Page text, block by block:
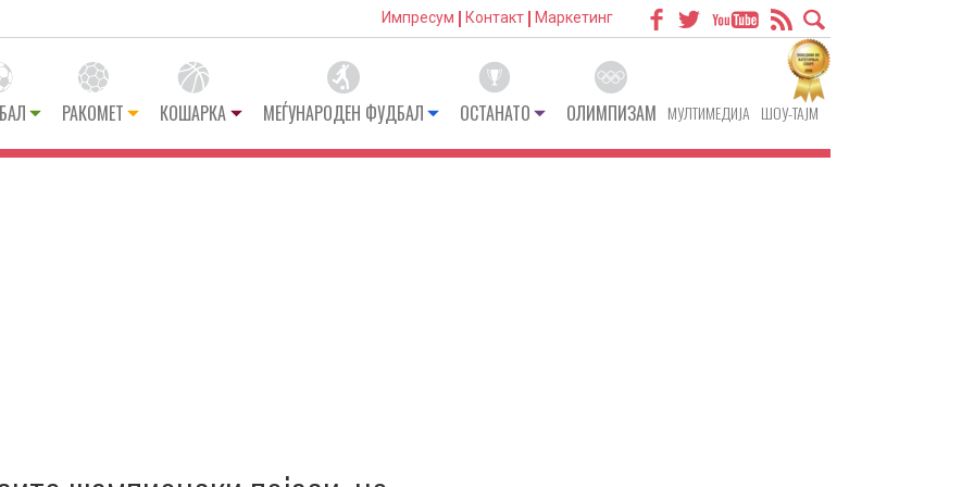
Импресум Контакт Маркетинг
РАКОМЕТ КОШАРКА МЕЃУНАРОДЕН ФУДБАЛ ОСТАНАТО ОЛИМПИЗАМ МУЛТИМЕДИЈА ШОУ-ТАЈМ